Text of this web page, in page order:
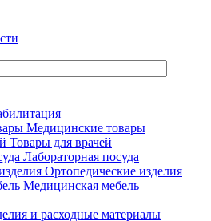
Медицинские товары
Товары для врачей
Лабораторная посуда
Ортопедические изделия
Медицинская мебель